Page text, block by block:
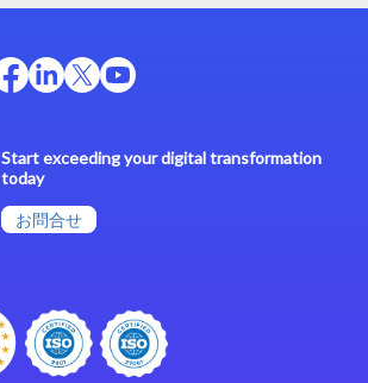
Start exceeding your digital transformation
today
お問合せ